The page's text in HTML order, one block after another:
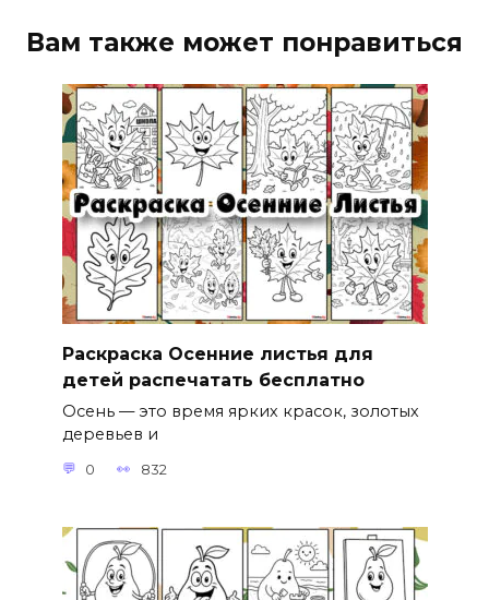
Вам также может понравиться
Раскраска Осенние листья для
детей распечатать бесплатно
Осень — это время ярких красок, золотых
деревьев и
0 832